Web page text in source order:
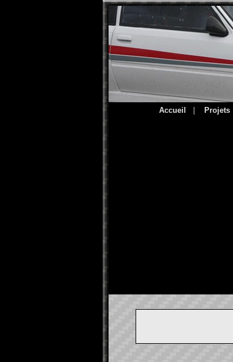
Accueil Projets